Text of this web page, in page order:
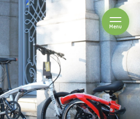
カゴヤ
Menuを開閉